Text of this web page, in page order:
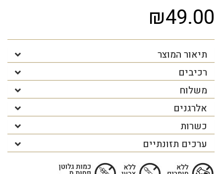
₪49.00
תיאור המוצר
רכיבים
משלוח
אלרגנים
כשרות
ערכים תזונתיים